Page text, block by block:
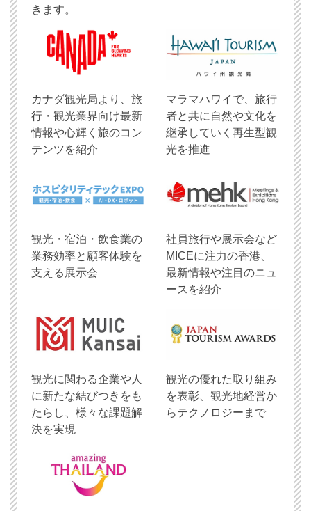
きます。
​カナダ観光局より、旅
行・観光業界向け最新
情報や心輝く旅のコン
テンツを紹介
マラマハワイで、旅行
者と共に自然や文化を
継承していく再生型観
光を推進
観光・宿泊・飲食業の
業務効率と顧客体験を
支える展示会
社員旅行や展示会など
MICEに注力の香港、
最新情報や注目のニュ
ースを紹介
観光に関わる企業や人
に新たな結びつきをも
たらし、様々な課題解
決を実現
観光の優れた取り組み
を表彰、観光地経営か
らテクノロジーまで